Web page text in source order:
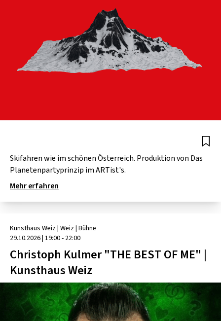
Skifahren wie im schönen Österreich. Produktion von Das
Planetenpartyprinzip im ARTist's.
Mehr erfahren
Kunsthaus Weiz| Weiz| Bühne
29.10.2026| 19:00 - 22:00
Christoph Kulmer "THE BEST OF ME" |
Kunsthaus Weiz